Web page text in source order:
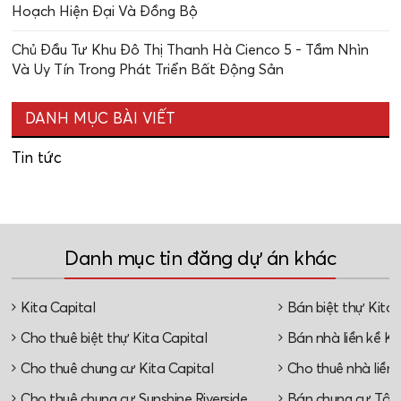
Hoạch Hiện Đại Và Đồng Bộ
Chủ Đầu Tư Khu Đô Thị Thanh Hà Cienco 5 - Tầm Nhìn
Và Uy Tín Trong Phát Triển Bất Động Sản
DANH MỤC BÀI VIẾT
Tin tức
Danh mục tin đăng dự án khác
Kita Capital Bán biệt thự Kita
Cho thuê biệt thự Kita Capital Bán nhà liền kề
Cho thuê chung cư Kita Capital Cho thuê nhà liền